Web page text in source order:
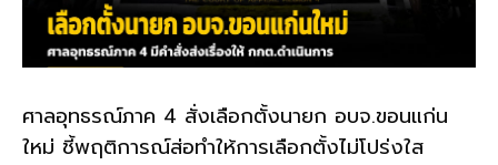
ศาลอุทธรณ์ภาค 4 สั่งเลือกตั้งนายก อบจ.ขอนแก่น
ใหม่ ชี้พฤติการณ์ส่อทำให้การเลือกตั้งไม่โปร่งใส